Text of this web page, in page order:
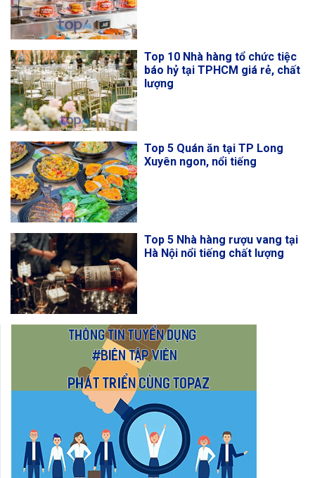
Top 10 Nhà hàng tổ chức tiệc
báo hỷ tại TPHCM giá rẻ, chất
lượng
Top 5 Quán ăn tại TP Long
Xuyên ngon, nổi tiếng
Top 5 Nhà hàng rượu vang tại
Hà Nội nổi tiếng chất lượng